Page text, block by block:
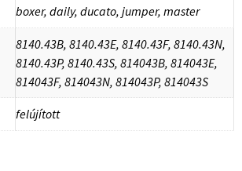
boxer, daily, ducato, jumper, master
8140.43B, 8140.43E, 8140.43F, 8140.43N,
8140.43P, 8140.43S, 814043B, 814043E,
814043F, 814043N, 814043P, 814043S
felújított